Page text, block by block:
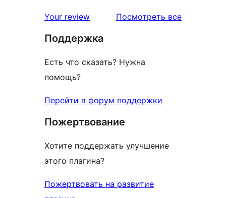
звездный
Your review Посмотреть всеотзывы
Поддержка
Есть что сказать? Нужна
помощь?
Перейти в форум поддержки
Пожертвование
Хотите поддержать улучшение
этого плагина?
Пожертвовать на развитие